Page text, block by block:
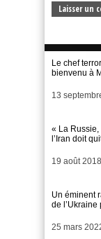
Le chef
bienvenu à
Date
13
« La Russie,
l’Iran doit
Date
19 août 2018
Un éminent
de l’Ukraine
Date
25 mars